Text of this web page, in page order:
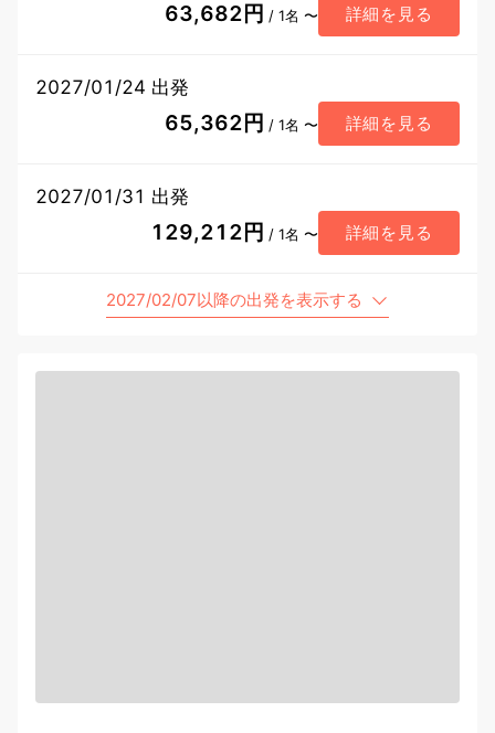
63,682円 / 1名 〜 詳細を見る
2027/01/24 出発
65,362円 / 1名 〜 詳細を見る
2027/01/31 出発
129,212円 / 1名 〜 詳細を見る
2027/02/07以降の出発を表示する